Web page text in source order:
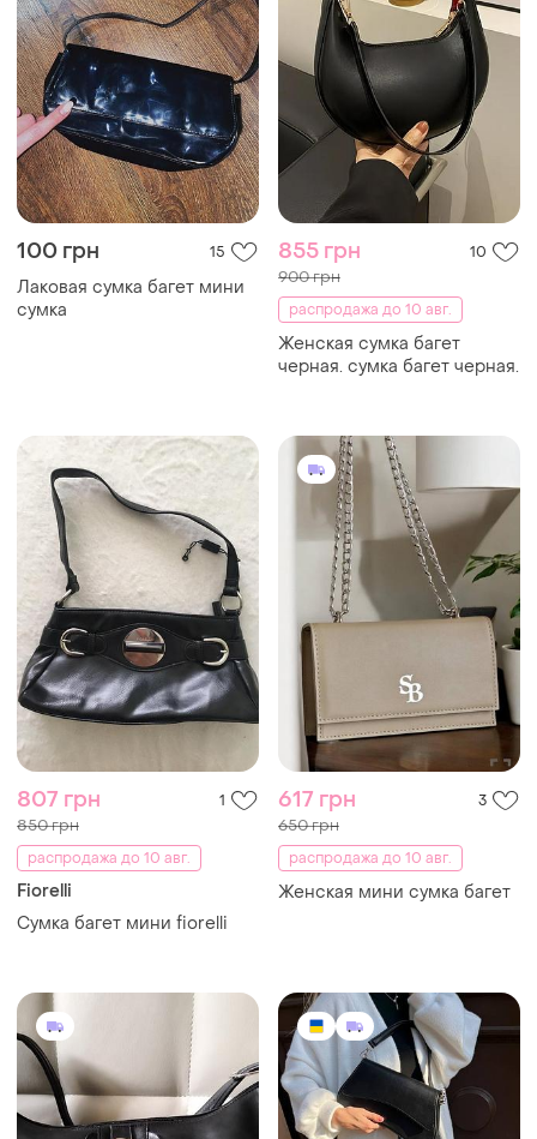
100 грн 15
Лаковая сумка багет мини
сумка
855 грн 10
900 грн
распродажа до 10 авг.
Женская сумка багет
черная. сумка багет черная.
807 грн 1
850 грн
распродажа до 10 авг.
Fiorelli
Сумка багет мини fiorelli
617 грн 3
650 грн
распродажа до 10 авг.
Женская мини сумка багет